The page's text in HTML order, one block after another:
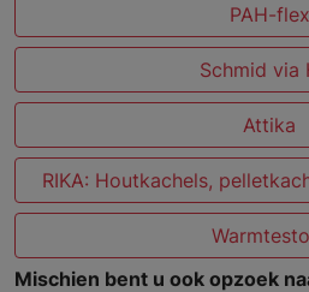
PAH-flex
Schmid via
Attika
RIKA: Houtkachels,
Mischien bent u ook opzoek